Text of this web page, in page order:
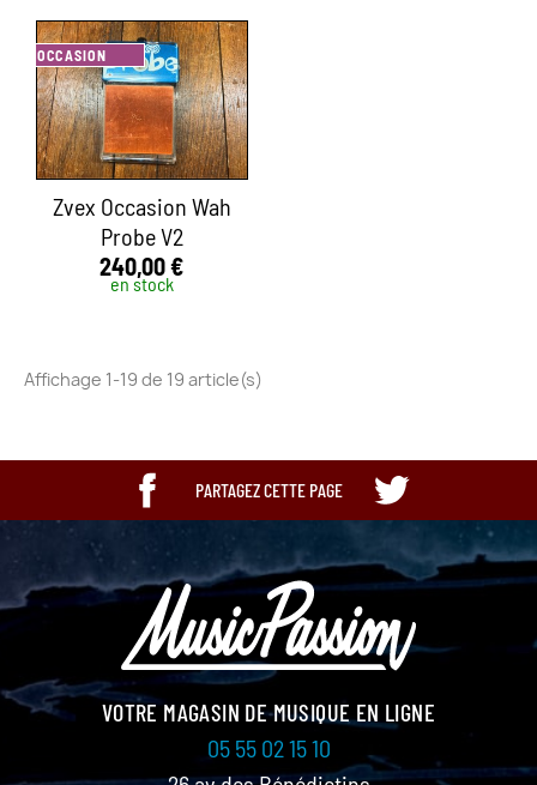
OCCASION
Zvex Occasion Wah
Probe V2
240,00 €
en stock
Affichage 1-19 de 19 article(s)
PARTAGEZ CETTE PAGE
VOTRE MAGASIN DE MUSIQUE EN LIGNE
05 55 02 15 10